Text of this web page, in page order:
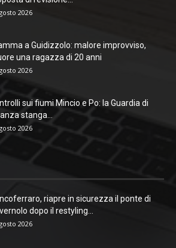
2026
a Guidizzolo: malore improvviso,
una ragazza di 20 anni
2026
sui fiumi Mincio e Po: la Guardia di
stanga...
2026
riapre in sicurezza il ponte di
dopo il restyling...
2026